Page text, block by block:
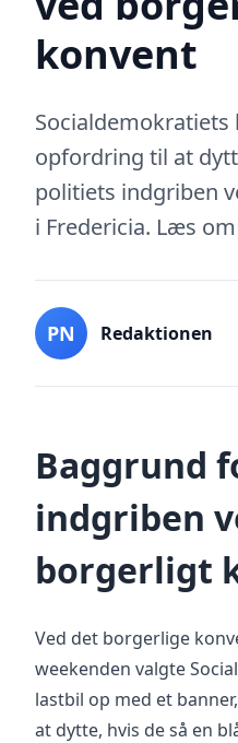
konvent
Socialdemokratiets
opfordring til at
politiets indgriben
i Fredericia. Læs
PN Redaktionen
Baggrund
indgriben
borgerligt
Ved det borgerlige
weekenden valgte
lastbil op med et
at dytte, hvis de så en